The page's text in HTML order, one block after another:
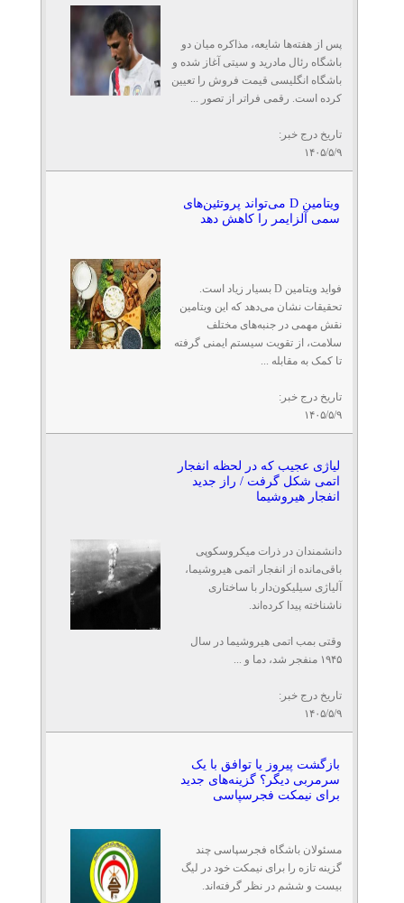
پس از هفته‌ها شایعه، مذاکره میان دو
باشگاه رئال مادرید و سیتی آغاز شده و
باشگاه انگلیسی قیمت فروش را تعیین
کرده است. رقمی فراتر از تصور ...
تاریخ درج خبر:
۱۴۰۵/۵/۹
ویتامین D می‌تواند پروتئین‌های
سمی آلزایمر را کاهش دهد
فواید ویتامین D بسیار زیاد است.
تحقیقات نشان می‌دهد که این ویتامین
نقش مهمی در جنبه‌های مختلف
سلامت، از تقویت سیستم ایمنی گرفته
تا کمک به مقابله ...
تاریخ درج خبر:
۱۴۰۵/۵/۹
لیاژی عجیب که در لحظه انفجار
اتمی شکل گرفت / راز جدید
انفجار هیروشیما
دانشمندان در ذرات میکروسکوپی
باقی‌مانده از انفجار اتمی هیروشیما،
آلیاژی سیلیکون‌دار با ساختاری
ناشناخته پیدا کرده‌اند.
وقتی بمب اتمی هیروشیما در سال
۱۹۴۵ منفجر شد، دما و ...
تاریخ درج خبر:
۱۴۰۵/۵/۹
بازگشت پیروز یا توافق با یک
سرمربی دیگر؟ گزینه‌های جدید
برای نیمکت فجرسپاسی
مسئولان باشگاه فجرسپاسی چند
گزینه تازه را برای نیمکت خود در لیگ
بیست و ششم در نظر گرفته‌اند.